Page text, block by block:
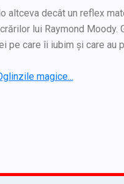
altceva decât un reflex
lui Raymond Moody.
pe care îi iubim și care au
magice...